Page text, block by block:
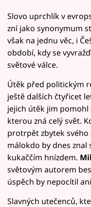
Slovo uprchlík v
zní jako synonymum
však na jednu věc, i
období, kdy se
světové válce.
Útěk před politickým
ještě dalších čtyřicet
jejich útěk jim
kterou zná celý svět.
protrpět zbytek svého
málokdo by dnes znal
kukaččím hnízdem.
světovým autorem
úspěch by nepocítil
Slavných utečenců,